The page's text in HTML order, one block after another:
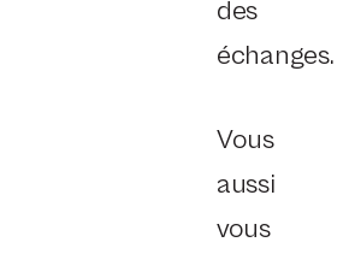
des
échanges.
Vous
aussi
vous